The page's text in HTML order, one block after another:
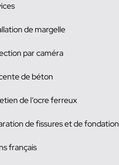
de margelle
par caméra
de béton
de l’ocre ferreux
de fissures et de fondation
français